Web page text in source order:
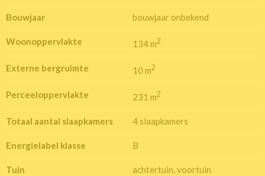
Bouwjaar bouwjaar onbekend
Woonoppervlakte 134 m2
Externe bergruimte 10 m2
Perceeloppervlakte 231 m2
Totaal aantal slaapkamers 4 slaapkamers
Energielabel klasse B
Tuin achtertuin, voortuin